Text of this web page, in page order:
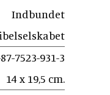
Indbundet
7523-931-3
14 x 19,5 cm.